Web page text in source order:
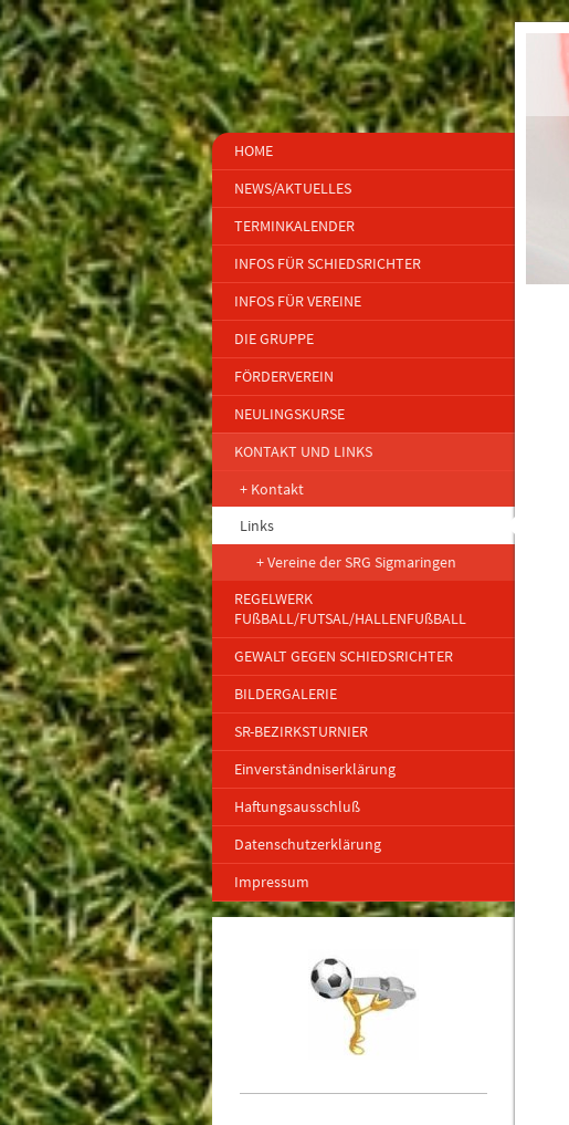
HOME
NEWS/AKTUELLES
TERMINKALENDER
INFOS FÜR SCHIEDSRICHTER
INFOS FÜR VEREINE
DIE GRUPPE
FÖRDERVEREIN
NEULINGSKURSE
KONTAKT UND LINKS
Kontakt
Links
Vereine der SRG Sigmaringen
REGELWERK
FUßBALL/FUTSAL/HALLENFUßBALL
GEWALT GEGEN SCHIEDSRICHTER
BILDERGALERIE
SR-BEZIRKSTURNIER
Einverständniserklärung
Haftungsausschluß
Datenschutzerklärung
Impressum